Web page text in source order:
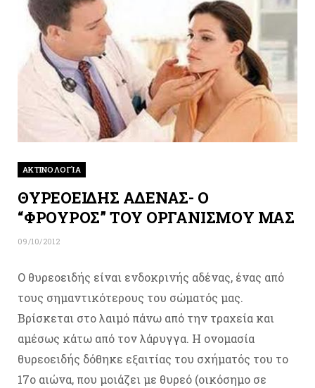
ΑΚΤΙΝΟΛΟΓΊΑ
ΘΥΡΕΟΕΙΔΗΣ ΑΔΕΝΑΣ- Ο
“ΦΡΟΥΡΟΣ” ΤΟΥ ΟΡΓΑΝΙΣΜΟΥ ΜΑΣ
09/10/2012
Ο θυρεοειδής είναι ενδοκρινής αδένας, ένας από
τους σημαντικότερους του σώματός μας.
Bρίσκεται στο λαιμό πάνω από την τραχεία και
αμέσως κάτω από τον λάρυγγα. Η ονομασία
θυρεοειδής δόθηκε εξαιτίας του σχήματός του το
17ο αιώνα, που μοιάζει με θυρεό (οικόσημο σε